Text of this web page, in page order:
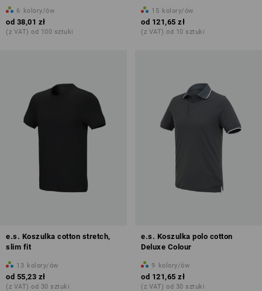
6 kolory/ów
od 38,01 zł
(z VAT) od 100 sztuki
15 kolory/ów
od 121,65 zł
(z VAT) od 10 sztuki
e.s. Koszulka cotton stretch,
slim fit
13 kolory/ów
od 55,23 zł
(z VAT) od 30 sztuki
e.s. Koszulka polo cotton
Deluxe Colour
9 kolory/ów
od 121,65 zł
(z VAT) od 30 sztuki
Nadruki i hafty – od 1 szt.